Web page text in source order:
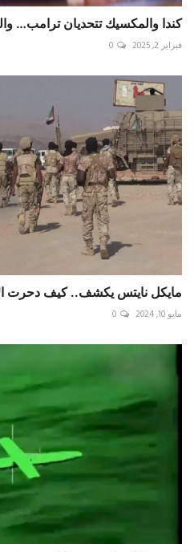
كندا والمكسيك تتحديان ترامب…
فبراير 2, 2025 0
مايكل نايتس يكشف.. كيف دحرت
مايو 10, 2024 0